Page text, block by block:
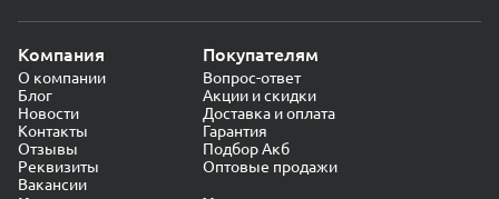
Компания
О компании
Блог
Новости
Контакты
Отзывы
Реквизиты
Вакансии
Покупателям
Вопрос-ответ
Акции и скидки
Доставка и оплата
Гарантия
Подбор Акб
Оптовые продажи